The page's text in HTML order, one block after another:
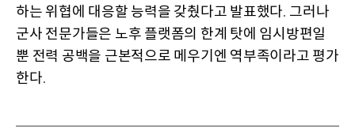
하는 위협에 대응할 능력을 갖췄다고 발표했다. 그러나
군사 전문가들은 노후 플랫폼의 한계 탓에 임시방편일
뿐 전력 공백을 근본적으로 메우기엔 역부족이라고 평가
한다.